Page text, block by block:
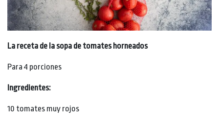
La receta de la sopa de tomates horneados
Para 4 porciones
Ingredientes:
10 tomates muy rojos